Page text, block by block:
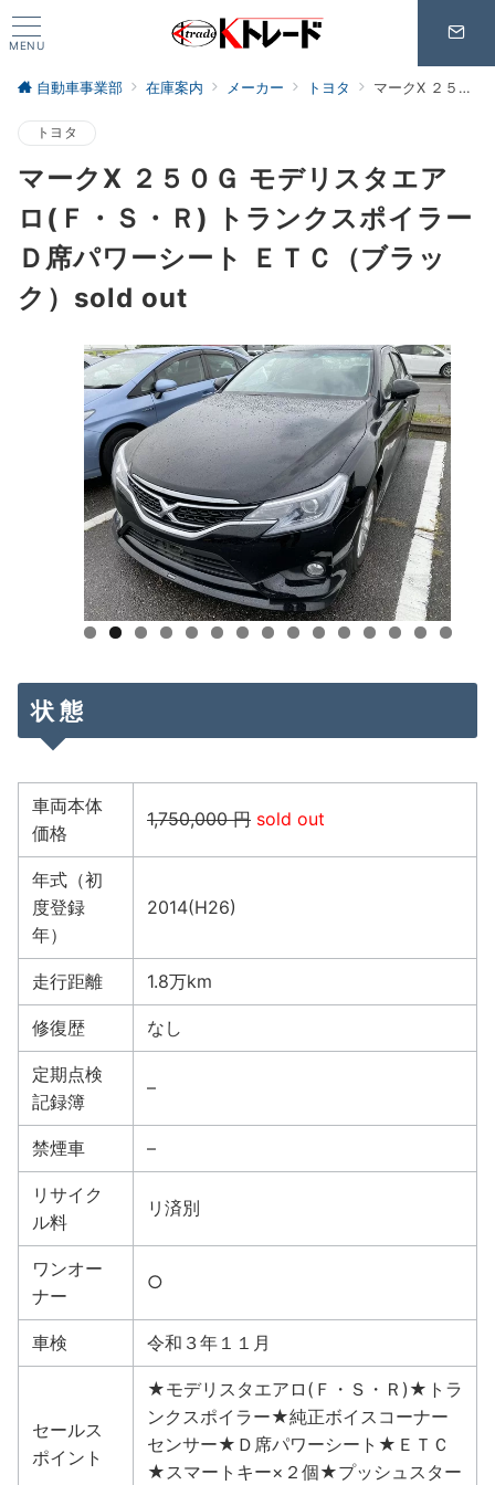
MENU
自動車事業部 在庫案内 メーカー トヨタ マークX ２５０Ｇ モデリスタエアロ(Ｆ・Ｓ・Ｒ) トランクスポイラーＤ席パワーシート ＥＴＣ（ブラック）sold out
トヨタ
マークX ２５０Ｇ モデリスタエア
ロ(Ｆ・Ｓ・Ｒ) トランクスポイラー
Ｄ席パワーシート ＥＴＣ（ブラッ
ク）sold out
状 態
車両本体
価格
1,750,000 円 sold out
年式（初
度登録
年）
2014(H26)
走行距離 1.8万km
修復歴 なし
定期点検
記録簿
–
禁煙車 –
リサイク
ル料
リ済別
ワンオー
ナー
○
車検 令和３年１１月
セールス
ポイント
★モデリスタエアロ(Ｆ・Ｓ・Ｒ)★トラ
ンクスポイラー★純正ボイスコーナー
センサー★Ｄ席パワーシート★ＥＴＣ
★スマートキー×２個★プッシュスター